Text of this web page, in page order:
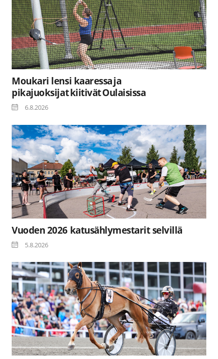
Moukari lensi kaaressa ja
pikajuoksijat kiitivät Oulaisissa
6.8.2026
Vuoden 2026 katusählymestarit selvillä
5.8.2026